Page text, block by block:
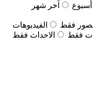
أسبوع
آخر شهر
فقط
الفيديوهات
فقط الاحداث فقط